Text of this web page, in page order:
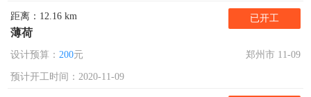
距离：12.16 km
薄荷
已开工
设计预算： 200元 郑州市 11-09
预计开工时间：2020-11-09